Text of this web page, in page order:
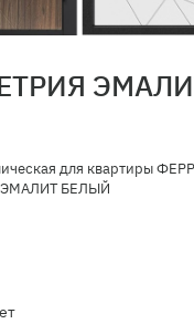
для квартиры
ЭМАЛИТ БЕЛЫЙ